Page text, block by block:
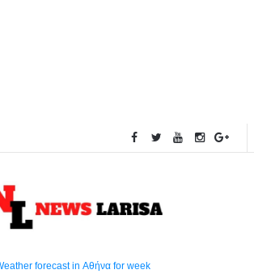
forecast in Αθήνα for week